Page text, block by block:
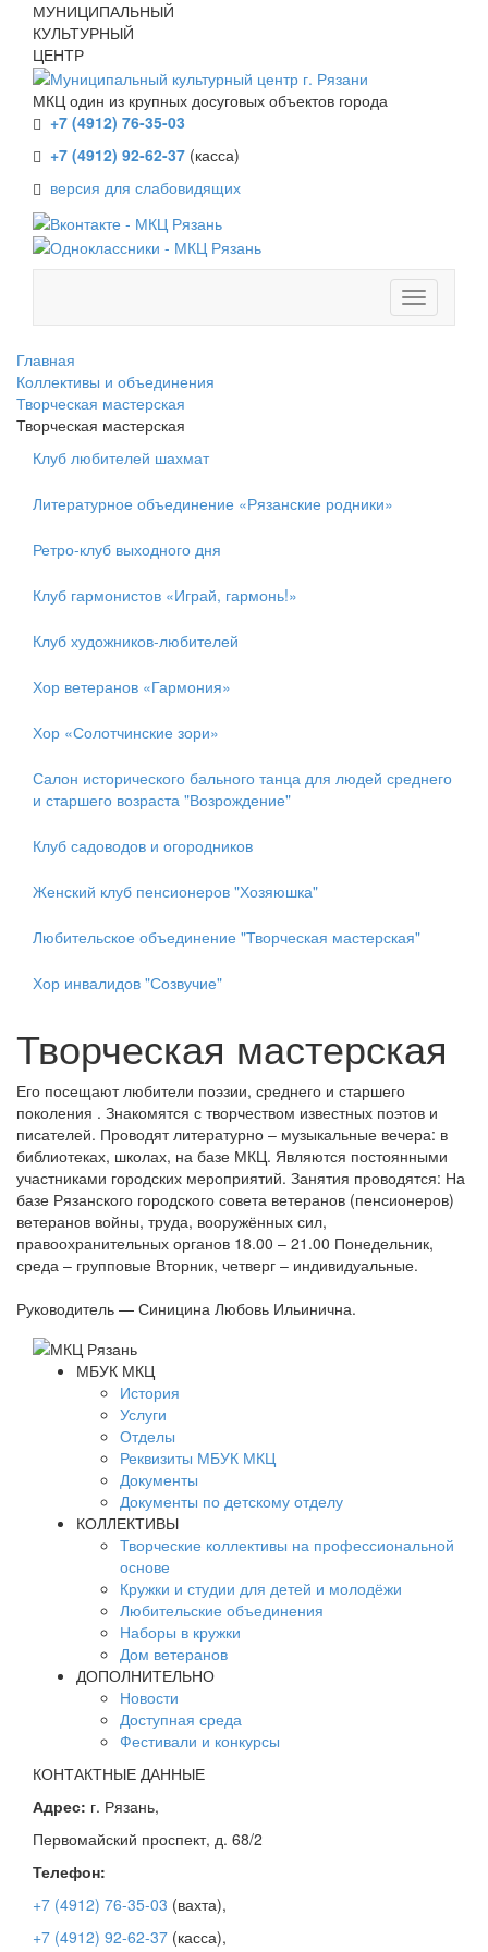
МУНИЦИПАЛЬНЫЙ
КУЛЬТУРНЫЙ
ЦЕНТР
МКЦ один из крупных досуговых объектов города
+7 (4912) 76-35-03
+7 (4912) 92-62-37 (касса)
версия для слабовидящих
Главная
Коллективы и объединения
Творческая мастерская
Творческая мастерская
Клуб любителей шахмат
Литературное объединение «Рязанские родники»
Ретро-клуб выходного дня
Клуб гармонистов «Играй, гармонь!»
Клуб художников-любителей
Хор ветеранов «Гармония»
Хор «Солотчинские зори»
Салон исторического бального танца для людей среднего
и старшего возраста "Возрождение"
Клуб садоводов и огородников
Женский клуб пенсионеров "Хозяюшка"
Любительское объединение "Творческая мастерская"
Хор инвалидов "Созвучие"
Творческая мастерская
Его посещают любители поэзии, среднего и старшего
поколения . Знакомятся с творчеством известных поэтов и
писателей. Проводят литературно – музыкальные вечера: в
библиотеках, школах, на базе МКЦ. Являются постоянными
участниками городских мероприятий. Занятия проводятся: На
базе Рязанского городского совета ветеранов (пенсионеров)
ветеранов войны, труда, вооружённых сил,
правоохранительных органов 18.00 – 21.00 Понедельник,
среда – групповые Вторник, четверг – индивидуальные.
Руководитель — Синицина Любовь Ильинична.
МБУК МКЦ
История
Услуги
Отделы
Реквизиты МБУК МКЦ
Документы
Документы по детскому отделу
КОЛЛЕКТИВЫ
Творческие коллективы на профессиональной
основе
Кружки и студии для детей и молодёжи
Любительские объединения
Наборы в кружки
Дом ветеранов
ДОПОЛНИТЕЛЬНО
Новости
Доступная среда
Фестивали и конкурсы
КОНТАКТНЫЕ ДАННЫЕ
Адрес: г. Рязань,
Первомайский проспект, д. 68/2
Телефон:
+7 (4912) 76-35-03 (вахта),
+7 (4912) 92-62-37 (касса),